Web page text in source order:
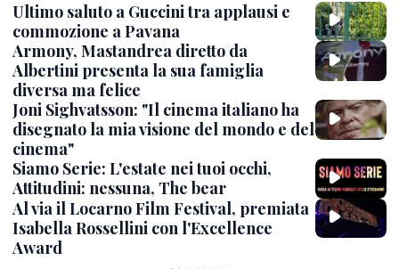
Ultimo saluto a Guccini tra applausi e
commozione a Pavana
Armony, Mastandrea diretto da
Albertini presenta la sua famiglia
diversa ma felice
Joni Sighvatsson: "Il cinema italiano ha
disegnato la mia visione del mondo e del
cinema"
Siamo Serie: L'estate nei tuoi occhi,
Attitudini: nessuna, The bear
Al via il Locarno Film Festival, premiata
Isabella Rossellini con l'Excellence
Award